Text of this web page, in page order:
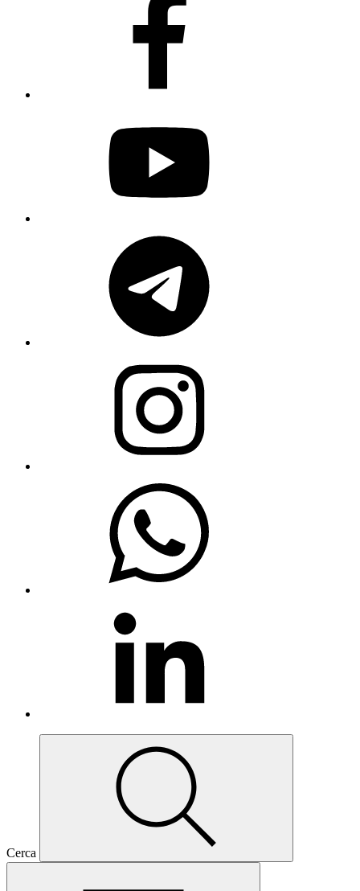
Cerca